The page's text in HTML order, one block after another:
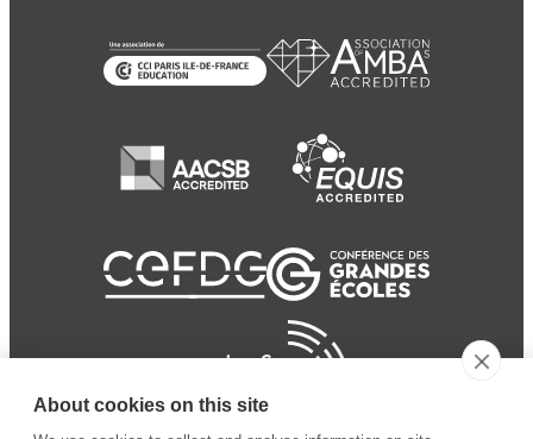
About cookies on this site